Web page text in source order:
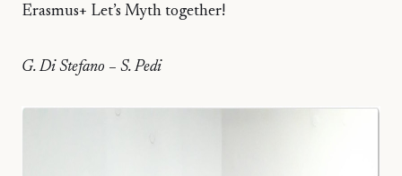
Erasmus+ Let’s Myth together!
G. Di Stefano – S. Pedi